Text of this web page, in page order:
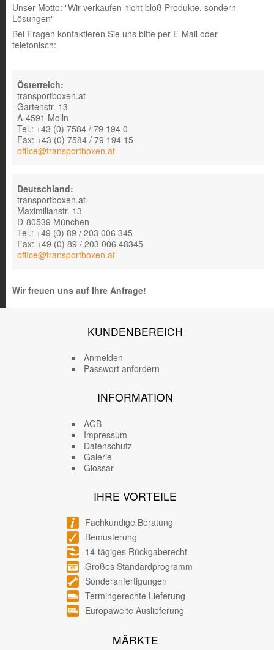
Unser Motto: "Wir verkaufen nicht bloß Produkte, sondern
Lösungen"
Bei Fragen kontaktieren Sie uns bitte per E-Mail oder
telefonisch:
Österreich:
transportboxen.at
Gartenstr. 13
A-4591 Molln
Tel.: +43 (0) 7584 / 79 194 0
Fax: +43 (0) 7584 / 79 194 15
office@transportboxen.at
Deutschland:
transportboxen.at
Maximilianstr. 13
D-80539 München
Tel.: +49 (0) 89 / 203 006 345
Fax: +49 (0) 89 / 203 006 48345
office@transportboxen.at
Wir freuen uns auf Ihre Anfrage!
KUNDENBEREICH
Anmelden
Passwort anfordern
INFORMATION
AGB
Impressum
Datenschutz
Galerie
Glossar
IHRE VORTEILE
Fachkundige Beratung
Bemusterung
14-tägiges Rückgaberecht
Großes Standardprogramm
Sonderanfertigungen
Termingerechte Lieferung
Europaweite Auslieferung
MÄRKTE